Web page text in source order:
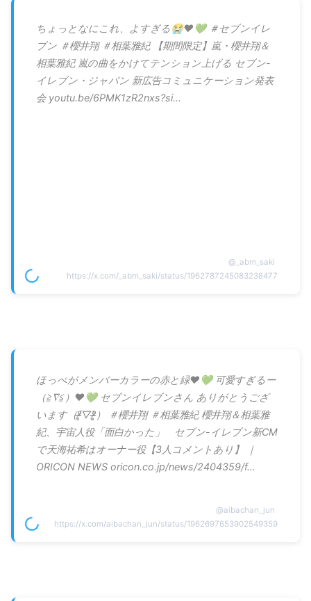
ちょっとなにこれ、よすぎる😭❤️💚 ＃セブンイレ
ブン ＃櫻井翔 ＃相葉雅紀 【期間限定】嵐・櫻井翔＆
相葉雅紀 嵐の曲をかけてテンション上げる セブン-
イレブン・ジャパン 新広告コミュニケーション発表
会 youtu.be/6PMK1zR2nxs?si…
@ _abm_saki
https://x.com/_abm_saki/status/1962787245083238477
ほっぺがメンバーカラーの赤と緑❤️💚 可愛すぎるー
（≧∇≦）❤️💚 セブンイレブンさん ありがとうござ
います（ᵒ̴̶̷̥́▽ᵒ̴̶̷̣̥̀） ＃櫻井翔 ＃相葉雅紀 櫻井翔＆相葉雅
紀、宇宙人役「面白かった」 セブン-イレブン新CM
で天海祐希はオーナー役【3人コメントあり】 ｜
ORICON NEWS oricon.co.jp/news/2404359/f…
@aibachan_jun
https://x.com/aibachan_jun/status/1962697653902549359